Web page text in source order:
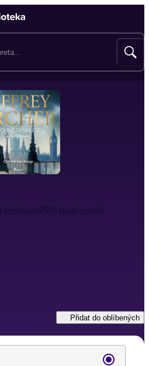
Hodnocení5(5 hodnocení)
Přidat do oblíbených